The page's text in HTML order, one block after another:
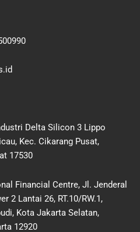
Delta Silicon 3 Lippo
Kec. Cikarang Pusat,
17530
Financial Centre, Jl. Jenderal
2 Lantai 26, RT.10/RW.1,
Kota Jakarta Selatan,
12920